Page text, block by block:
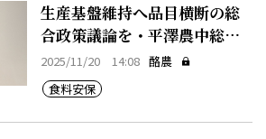
生産基盤維持へ品目横断の総
合政策議論を・平澤農中総研
理事
2025/11/20 14:08 酪農
食料安保